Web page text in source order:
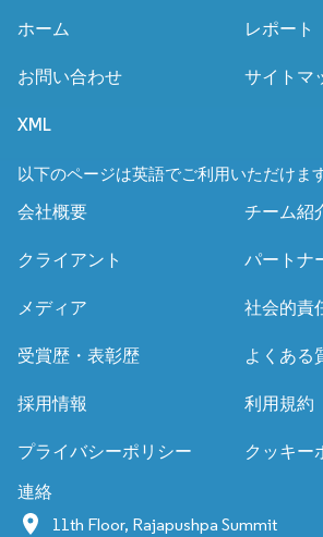
ホーム レポート
お問い合わせ サイトマ
XML
以下のページは英語でご利用いただけま
会社概要 チーム紹
クライアント パートナ
メディア 社会的責
受賞歴・表彰歴 よくある
採用情報 利用規約
プライバシーポリシー クッキー
連絡
11th Floor, Rajapushpa Summit